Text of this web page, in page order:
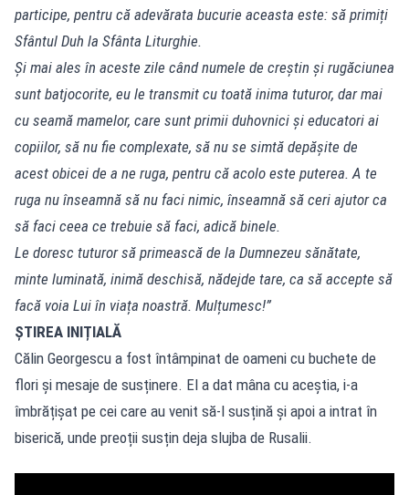
participe, pentru că adevărata bucurie aceasta este: să primiți
Sfântul Duh la Sfânta Liturghie.
Și mai ales în aceste zile când numele de creștin și rugăciunea
sunt batjocorite, eu le transmit cu toată inima tuturor, dar mai
cu seamă mamelor, care sunt primii duhovnici și educatori ai
copiilor, să nu fie complexate, să nu se simtă depășite de
acest obicei de a ne ruga, pentru că acolo este puterea. A te
ruga nu înseamnă să nu faci nimic, înseamnă să ceri ajutor ca
să faci ceea ce trebuie să faci, adică binele.
Le doresc tuturor să primească de la Dumnezeu sănătate,
minte luminată, inimă deschisă, nădejde tare, ca să accepte să
facă voia Lui în viața noastră. Mulțumesc!”
ȘTIREA INIȚIALĂ
Călin Georgescu a fost întâmpinat de oameni cu buchete de
flori și mesaje de susținere. El a dat mâna cu aceștia, i-a
îmbrățișat pe cei care au venit să-l susțină și apoi a intrat în
biserică, unde preoții susțin deja slujba de Rusalii.